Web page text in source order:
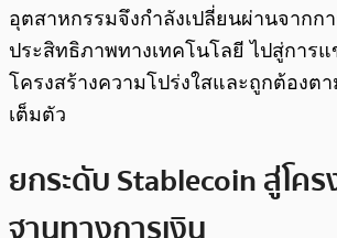
อุตสาหกรรมจึงกำลังเปลี่ยนผ่านจากก
ประสิทธิภาพทางเทคโนโลยี ไปสู่การ
โครงสร้างความโปร่งใสและถูกต้องต
เต็มตัว
ยกระดับ Stablecoin สู่โค